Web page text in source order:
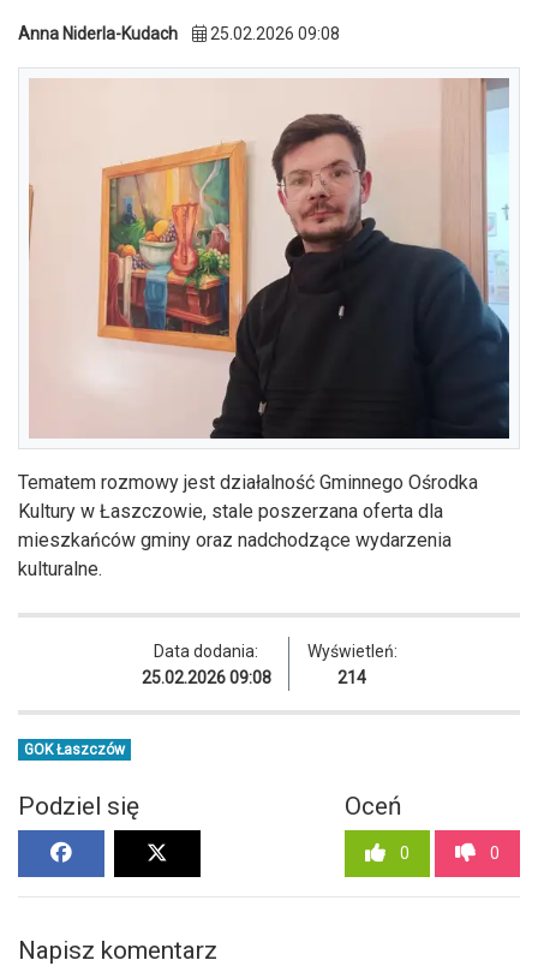
Anna Niderla-Kudach 25.02.2026 09:08
Tematem rozmowy jest działalność Gminnego Ośrodka
Kultury w Łaszczowie, stale poszerzana oferta dla
mieszkańców gminy oraz nadchodzące wydarzenia
kulturalne.
Data dodania:
25.02.2026 09:08
Wyświetleń:
214
GOK Łaszczów
Podziel się Oceń
0 0
Napisz komentarz